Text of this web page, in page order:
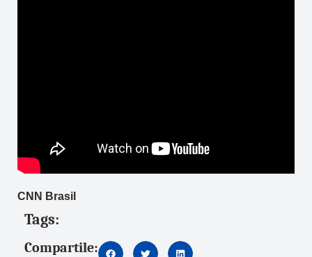
CNN Brasil
Tags:
Compartile: